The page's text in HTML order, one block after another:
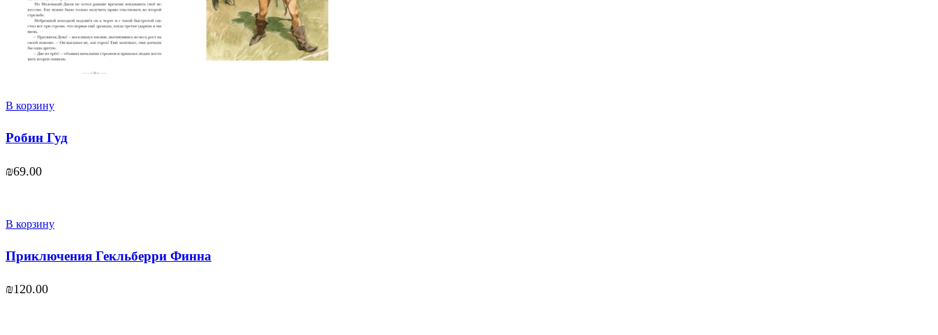
В корзину
Робин Гуд
₪69.00
В корзину
Приключения Гекльберри Финна
₪120.00